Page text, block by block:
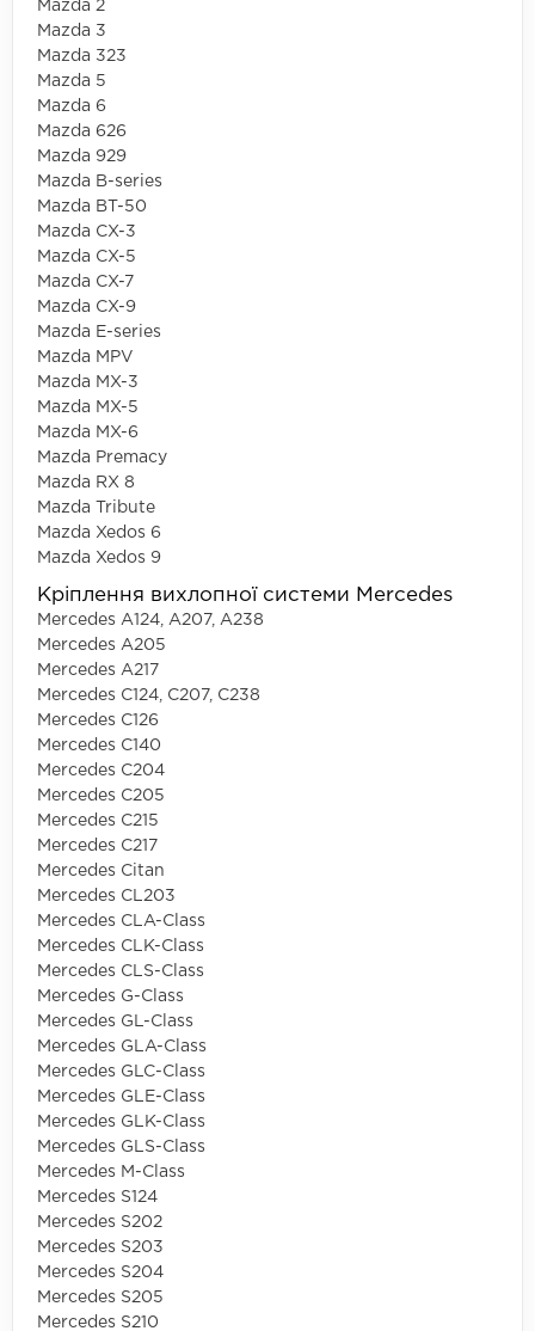
Mazda 2
Mazda 3
Mazda 323
Mazda 5
Mazda 6
Mazda 626
Mazda 929
Mazda B-series
Mazda BT-50
Mazda CX-3
Mazda CX-5
Mazda CX-7
Mazda CX-9
Mazda E-series
Mazda MPV
Mazda MX-3
Mazda MX-5
Mazda MX-6
Mazda Premacy
Mazda RX 8
Mazda Tribute
Mazda Xedos 6
Mazda Xedos 9
Кріплення вихлопної системи Mercedes
Mercedes A124, A207, A238
Mercedes A205
Mercedes A217
Mercedes C124, C207, C238
Mercedes C126
Mercedes C140
Mercedes C204
Mercedes C205
Mercedes C215
Mercedes C217
Mercedes Citan
Mercedes CL203
Mercedes CLA-Class
Mercedes CLK-Class
Mercedes CLS-Class
Mercedes G-Class
Mercedes GL-Class
Mercedes GLA-Class
Mercedes GLC-Class
Mercedes GLE-Class
Mercedes GLK-Class
Mercedes GLS-Class
Mercedes M-Class
Mercedes S124
Mercedes S202
Mercedes S203
Mercedes S204
Mercedes S205
Mercedes S210